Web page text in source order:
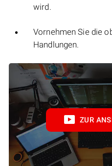
wird.
Vornehmen Sie die
Handlungen.
ZUR